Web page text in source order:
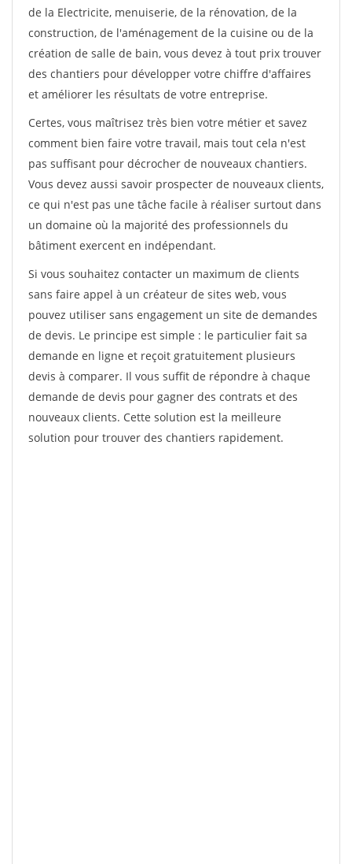
de la Electricite, menuiserie, de la rénovation, de la
construction, de l'aménagement de la cuisine ou de la
création de salle de bain, vous devez à tout prix trouver
des chantiers pour développer votre chiffre d'affaires
et améliorer les résultats de votre entreprise.
Certes, vous maîtrisez très bien votre métier et savez
comment bien faire votre travail, mais tout cela n'est
pas suffisant pour décrocher de nouveaux chantiers.
Vous devez aussi savoir prospecter de nouveaux clients,
ce qui n'est pas une tâche facile à réaliser surtout dans
un domaine où la majorité des professionnels du
bâtiment exercent en indépendant.
Si vous souhaitez contacter un maximum de clients
sans faire appel à un créateur de sites web, vous
pouvez utiliser sans engagement un site de demandes
de devis. Le principe est simple : le particulier fait sa
demande en ligne et reçoit gratuitement plusieurs
devis à comparer. Il vous suffit de répondre à chaque
demande de devis pour gagner des contrats et des
nouveaux clients. Cette solution est la meilleure
solution pour trouver des chantiers rapidement.